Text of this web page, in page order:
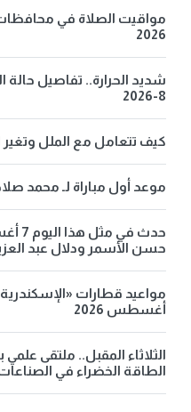
2026
8-2026
كيف تتعامل مع الملل وتغير
موعد أول مباراة لـ محمد
حدث
حسن الأسمر ودلال عبد
أغسطس 2026
الثلاثاء المقبل.. ملتقى
الطاقة الخضراء في الصناعات